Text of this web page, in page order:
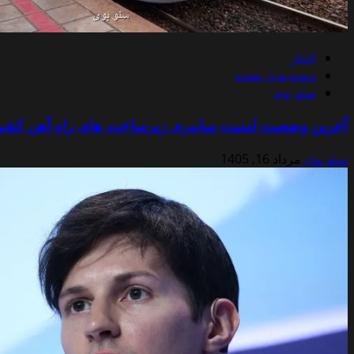
اخبار
دسته‌بندی نشده
سئو بوی
آخرین وضعیت امنیت سایبری زیرساخت های راه آهن
سئو بوی مرداد 16, 1405